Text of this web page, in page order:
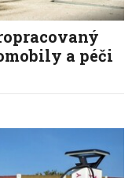
a péči